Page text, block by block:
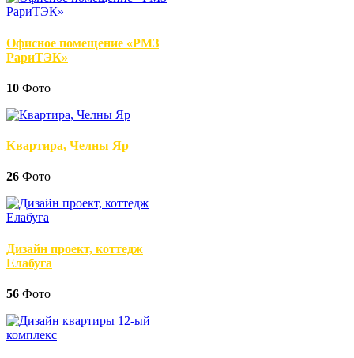
Офисное помещение «РМЗ
РариТЭК»
10 Фото
Квартира, Челны Яр
26 Фото
Дизайн проект, коттедж
Елабуга
56 Фото